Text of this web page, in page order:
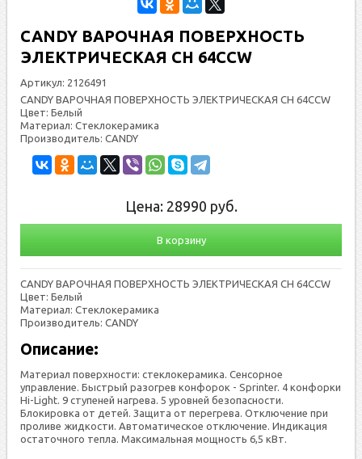
CANDY ВАРОЧНАЯ ПОВЕРХНОСТЬ
ЭЛЕКТРИЧЕСКАЯ CH 64CCW
Артикул: 2126491
CANDY ВАРОЧНАЯ ПОВЕРХНОСТЬ ЭЛЕКТРИЧЕСКАЯ CH 64CCW
Цвет: Белый
Материал: Стеклокерамика
Производитель: СANDY
Цена: 28990 руб.
В корзину
CANDY ВАРОЧНАЯ ПОВЕРХНОСТЬ ЭЛЕКТРИЧЕСКАЯ CH 64CCW
Цвет: Белый
Материал: Стеклокерамика
Производитель: СANDY
Описание:
Материал поверхности: стеклокерамика. Сенсорное
управление. Быстрый разогрев конфорок - Sprinter. 4 конфорки
Hi-Light. 9 ступеней нагрева. 5 уровней безопасности.
Блокировка от детей. Защита от перегрева. Отключение при
проливе жидкости. Автоматическое отключение. Индикация
остаточного тепла. Максимальная мощность 6,5 кВт.